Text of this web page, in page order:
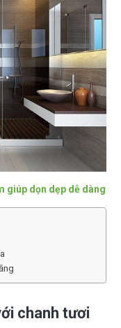
giúp dọn dẹp dễ dàng
chanh tươi